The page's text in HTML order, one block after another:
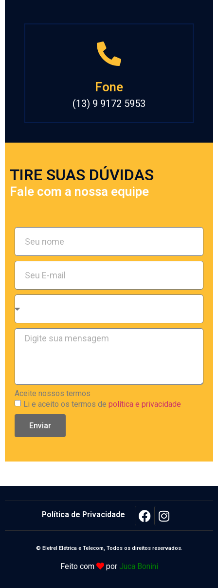
Fone
(13) 9 9172 5953
TIRE SUAS DÚVIDAS
Fale com a nossa equipe
Aceite nossos termos
Li e aceito os termos de política e privacidade
Enviar
Política de Privacidade
© Eletrel Elétrica e Telecom, Todos os direitos reservados.
Feito com por Juca Bonini